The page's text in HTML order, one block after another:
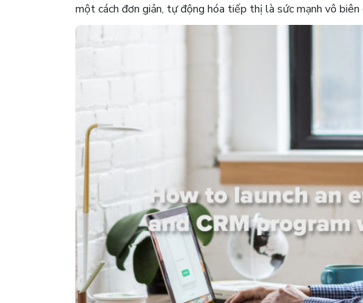
một cách đơn giản, tự động hóa tiếp thị là sức mạnh vô biên